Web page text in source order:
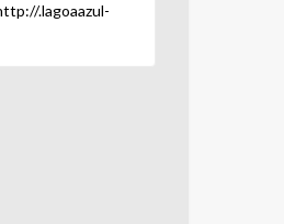
.lagoaazul-